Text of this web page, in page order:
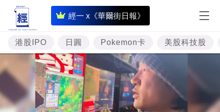
經一 x《華爾街日報》
即
時
財
經
專
題
投
港股IPO 日圓 Pokemon卡 美股科技股